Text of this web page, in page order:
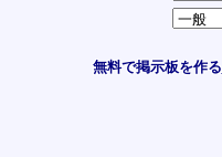
無料で掲示板を作る